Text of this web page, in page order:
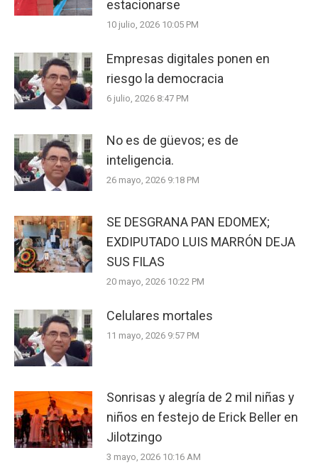
estacionarse
10 julio, 2026 10:05 PM
Empresas digitales ponen en
riesgo la democracia
6 julio, 2026 8:47 PM
No es de güevos; es de
inteligencia.
26 mayo, 2026 9:18 PM
SE DESGRANA PAN EDOMEX;
EXDIPUTADO LUIS MARRÓN DEJA
SUS FILAS
20 mayo, 2026 10:22 PM
Celulares mortales
11 mayo, 2026 9:57 PM
Sonrisas y alegría de 2 mil niñas y
niños en festejo de Erick Beller en
Jilotzingo
3 mayo, 2026 10:16 AM